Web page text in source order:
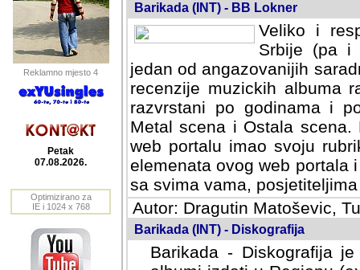
Reklamno mjesto 4
Petak
07.08.2026.
Optimizirano za
IE i 1024 x 768
Barikada (INT) - BB Lokner
Veliko i
Srbije (pa i
jedan od angazovanijih
recenzije muzickih albuma
razvrstani po godinama i po
scena i Ostala scena.
portalu imao svoju
elemenata ovog web portala
sa svima vama,
Autor: Dragutin Matoševic,
Barikada (INT) - Diskografija
Barikada - Diskografija